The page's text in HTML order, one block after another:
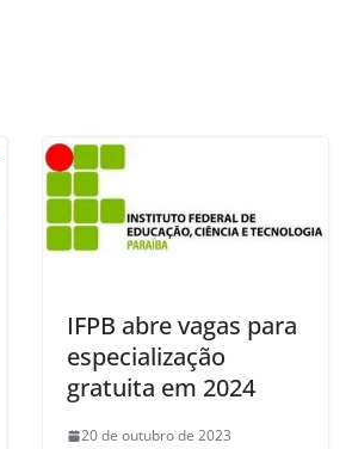
IFPB abre vagas para
especialização
gratuita em 2024
20 de outubro de 2023